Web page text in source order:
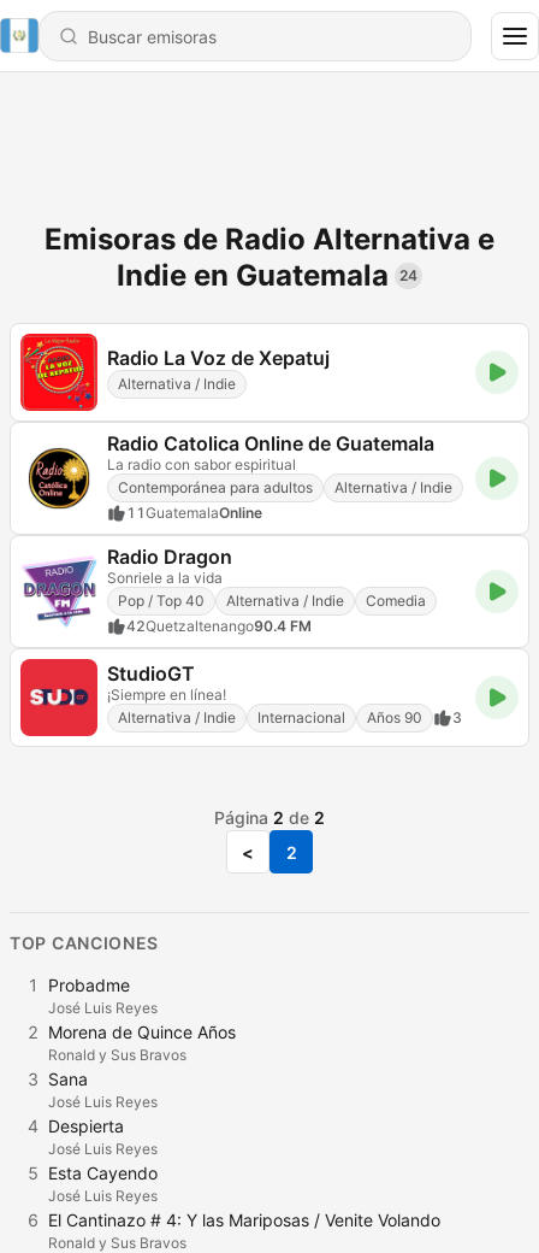
Emisoras de Radio Alternativa e
Indie en Guatemala
24
Radio La Voz de Xepatuj
Alternativa / Indie
Radio Catolica Online de Guatemala
La radio con sabor espiritual
Contemporánea para adultos
Alternativa / Indie
11GuatemalaOnline
Radio Dragon
Sonriele a la vida
Pop / Top 40
Alternativa / Indie
Comedia
42Quetzaltenango90.4 FM
StudioGT
¡Siempre en línea!
Alternativa / Indie
Internacional Años 90 3
Página 2 de 2
<
2
TOP CANCIONES
1 Probadme
José Luis Reyes
2 Morena de Quince Años
Ronald y Sus Bravos
3 Sana
José Luis Reyes
4 Despierta
José Luis Reyes
5 Esta Cayendo
José Luis Reyes
6 El Cantinazo # 4: Y las Mariposas / Venite Volando
Ronald y Sus Bravos